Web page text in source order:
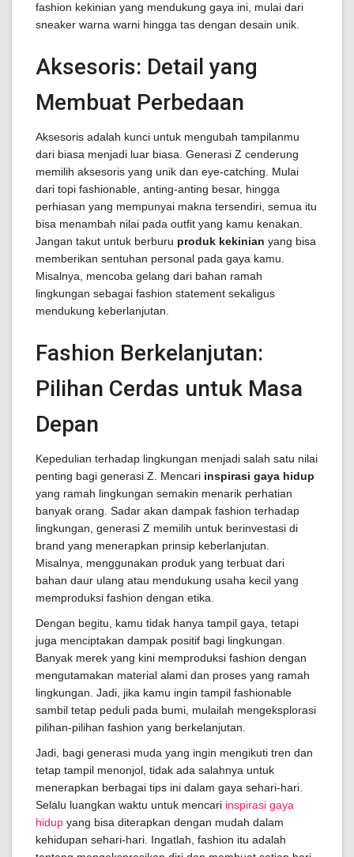
fashion kekinian yang mendukung gaya ini, mulai dari
sneaker warna warni hingga tas dengan desain unik.
Aksesoris: Detail yang
Membuat Perbedaan
Aksesoris adalah kunci untuk mengubah tampilanmu
dari biasa menjadi luar biasa. Generasi Z cenderung
memilih aksesoris yang unik dan eye-catching. Mulai
dari topi fashionable, anting-anting besar, hingga
perhiasan yang mempunyai makna tersendiri, semua itu
bisa menambah nilai pada outfit yang kamu kenakan.
Jangan takut untuk berburu produk kekinian yang bisa
memberikan sentuhan personal pada gaya kamu.
Misalnya, mencoba gelang dari bahan ramah
lingkungan sebagai fashion statement sekaligus
mendukung keberlanjutan.
Fashion Berkelanjutan:
Pilihan Cerdas untuk Masa
Depan
Kepedulian terhadap lingkungan menjadi salah satu nilai
penting bagi generasi Z. Mencari inspirasi gaya hidup
yang ramah lingkungan semakin menarik perhatian
banyak orang. Sadar akan dampak fashion terhadap
lingkungan, generasi Z memilih untuk berinvestasi di
brand yang menerapkan prinsip keberlanjutan.
Misalnya, menggunakan produk yang terbuat dari
bahan daur ulang atau mendukung usaha kecil yang
memproduksi fashion dengan etika.
Dengan begitu, kamu tidak hanya tampil gaya, tetapi
juga menciptakan dampak positif bagi lingkungan.
Banyak merek yang kini memproduksi fashion dengan
mengutamakan material alami dan proses yang ramah
lingkungan. Jadi, jika kamu ingin tampil fashionable
sambil tetap peduli pada bumi, mulailah mengeksplorasi
pilihan-pilihan fashion yang berkelanjutan.
Jadi, bagi generasi muda yang ingin mengikuti tren dan
tetap tampil menonjol, tidak ada salahnya untuk
menerapkan berbagai tips ini dalam gaya sehari-hari.
Selalu luangkan waktu untuk mencari inspirasi gaya
hidup yang bisa diterapkan dengan mudah dalam
kehidupan sehari-hari. Ingatlah, fashion itu adalah